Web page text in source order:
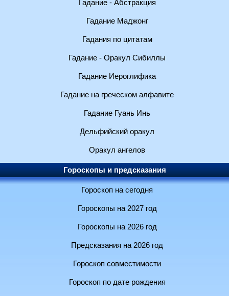
Гадание - Абстракция
Гадание Маджонг
Гадания по цитатам
Гадание - Оракул Сибиллы
Гадание Иероглифика
Гадание на греческом алфавите
Гадание Гуань Инь
Дельфийский оракул
Оракул ангелов
Гороскопы и предсказания
Гороскоп на сегодня
Гороскопы на 2027 год
Гороскопы на 2026 год
Предсказания на 2026 год
Гороскоп совместимости
Гороскоп по дате рождения